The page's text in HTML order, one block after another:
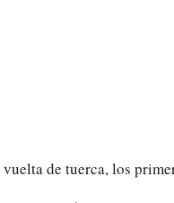
de tuerca, los